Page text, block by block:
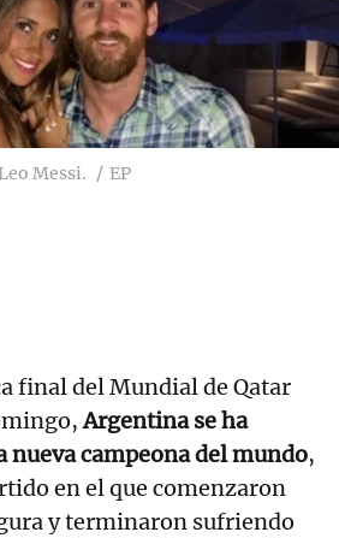
Messi. EP
final del Mundial de Qatar
Argentina se ha
nueva campeona del mundo,
en el que comenzaron
y terminaron sufriendo